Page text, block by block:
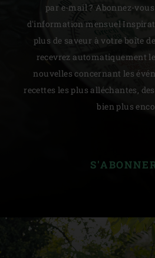
par e-mail ? Abonnez-
d'information mensuel
plus de saveur à votre boîte
recevrez automatiquement
nouvelles concernant les
recettes les plus alléchantes,
bien plus